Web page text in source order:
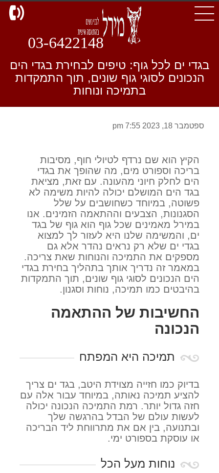
d
03-6422148
בגדי ים לכל גוף: טיפים לבחירת בגדי הים
הנכונים לסוגי גוף שונים, תוך התמקדות
בתמיכה ונוחות
ספטמבר 18, 2023 7:55 pm
הקיץ הוא שם נרדף לטיולי חוף, מסיבות
בריכה וספורט מים, מה שהופך את בגדי
הים לחלק חיוני מהעונה. עם זאת, מציאת
בגד הים המושלם יכולה להיות משימה לא
פשוטה, במיוחד כשחושבים על שלל
הסגנונות, הצבעים וההתאמה הזמינים. אנו
במירל מאמינים שכל גוף הוא גוף של בגד
ים, והמשימה שלנו היא לעזור לך למצוא
בגדי ים שלא רק נראים נהדר אלא גם
מספקים את התמיכה והנוחות שאת צריכה.
במאמר זה נדריך אותך בתהליך בחירת בגדי
הים הנכונים לסוגי גוף שונים, תוך התמקדות
בהיבטים כמו תמיכה, נוחות וסגנון.
החשיבות של ההתאמה
הנכונה
תמיכה היא המפתח
בדיוק כמו חזייה מצוידת היטב, בגד ים צריך
להציע תמיכה נאותה, במיוחד עבור אלה עם
חזה גדול יותר. רמת התמיכה הנכונה יכולה
לעשות עולם של הבדל בהרגשה שלך
ובתנועה, בין אם את מתרווחת ליד הבריכה
או עוסקת בספורט ימי.
נוחות מעל הכל